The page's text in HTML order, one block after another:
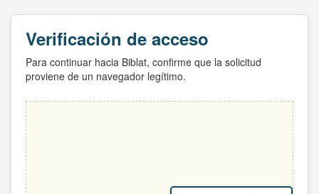
Verificación de acceso
Para continuar hacia Biblat, confirme que la solicitud
proviene de un navegador legítimo.